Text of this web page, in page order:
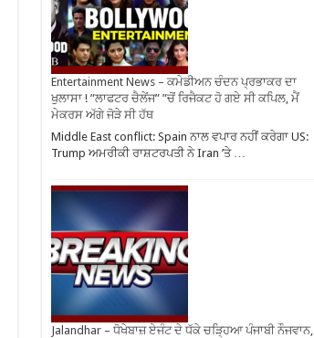
Entertainment News – ਕਮੇਡੀਅਨ ਚੰਦਨ ਪ੍ਰਭਾਕਰ ਦਾ
ਖੁਲਾਸਾ ! ”ਲਾਫਟਰ ਚੈਲੇਂਜ” ”ਚੋਂ ਰਿਜੈਕਟ ਹੋ ਗਏ ਸੀ ਕਪਿਲ, ਮੈਂ
ਮੇਕਰਸ ਅੱਗੇ ਜੋੜੇ ਸੀ ਹੱਥ
Middle East conflict: Spain ਨਾਲ ਵਪਾਰ ਨਹੀਂ ਕਰੇਗਾ US:
Trump ਅਮਰੀਕੀ ਰਾਸ਼ਟਰਪਤੀ ਨੇ Iran ’ਤੇ …
Jalandhar – ਧੋਖੇਬਾਜ਼ ਏਜੰਟ ਦੇ ਧੱਕੇ ਚੜ੍ਹਿਆ ਪੰਜਾਬੀ ਨੌਜਵਾਨ,